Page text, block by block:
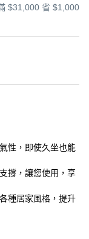
$31,000 省 $1,000
性，即使久坐也能
撐，讓您使用，享
種居家風格，提升